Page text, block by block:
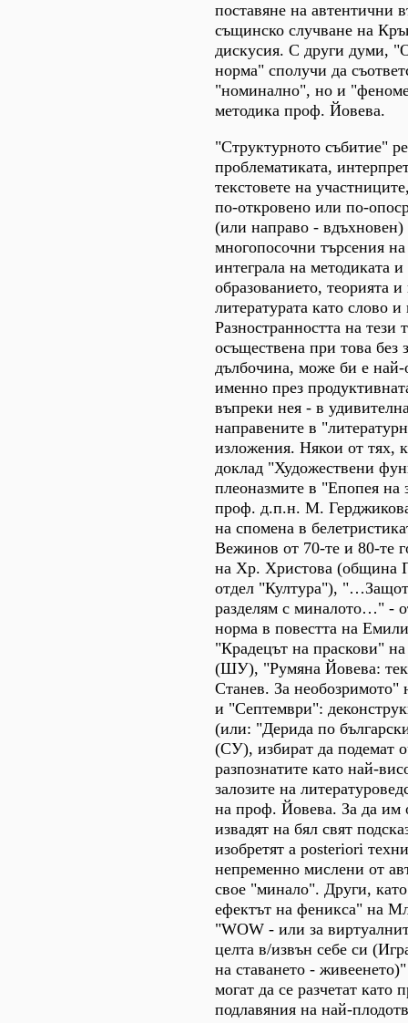
поставяне на автентични
същинско случване на
дискусия. С други думи,
норма" сполучи да
"номинално", но и
методика проф. Йовева.
"Структурното събитие"
проблематиката,
текстовете на
по-откровено или по-
(или направо - вдъхновен)
многопосочни търсения
интеграла на методиката
образованието, теорията
литературата като слово и
Разностранността на тези
осъществена при това без
дълбочина, може би е най-
именно през
въпреки нея - в
направените в
изложения. Някои от тях,
доклад "Художествени
плеоназмите в "Епопея на
проф. д.п.н. М.
на спомена в
Вежинов от 70-те и 80-те
на Хр. Христова (община
отдел "Култура"),
разделям с миналото…" -
норма в повестта на
"Крадецът на праскови"
(ШУ), "Румяна Йовева:
Станев. За
и "Септември":
(или: "Дерида по
(СУ), избират да подемат
разпознатите като най-
залозите на
на проф. Йовева. За да им
извадят на бял свят
изобретят a posteriori
непременно мислени от
свое "минало". Други,
ефектът на феникса" на
"WOW - или за
целта в/извън себе си
на ставането -
могат да се разчетат като
подлавяния на най-